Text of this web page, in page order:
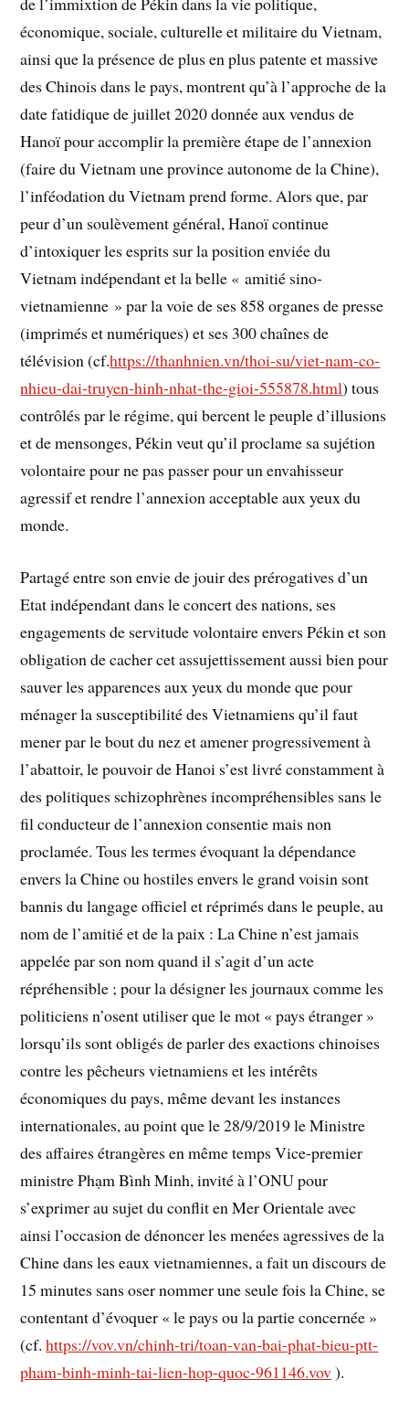
économique, sociale, culturelle et militaire du Vietnam,
ainsi que la présence de plus en plus patente et massive
des Chinois dans le pays, montrent qu’à l’approche de la
date fatidique de juillet 2020 donnée aux vendus de
Hanoï pour accomplir la première étape de l’annexion
(faire du Vietnam une province autonome de la Chine),
l’inféodation du Vietnam prend forme. Alors que, par
peur d’un soulèvement général, Hanoï continue
d’intoxiquer les esprits sur la position enviée du
Vietnam indépendant et la belle « amitié sino-
vietnamienne » par la voie de ses 858 organes de presse
(imprimés et numériques) et ses 300 chaînes de
télévision (cf.https://thanhnien.vn/thoi-su/viet-nam-co-
nhieu-dai-truyen-hinh-nhat-the-gioi-555878.html) tous
contrôlés par le régime, qui bercent le peuple d’illusions
et de mensonges, Pékin veut qu’il proclame sa sujétion
volontaire pour ne pas passer pour un envahisseur
agressif et rendre l’annexion acceptable aux yeux du
monde.
Partagé entre son envie de jouir des prérogatives d’un
Etat indépendant dans le concert des nations, ses
engagements de servitude volontaire envers Pékin et son
obligation de cacher cet assujettissement aussi bien pour
sauver les apparences aux yeux du monde que pour
ménager la susceptibilité des Vietnamiens qu’il faut
mener par le bout du nez et amener progressivement à
l’abattoir, le pouvoir de Hanoi s’est livré constamment à
des politiques schizophrènes incompréhensibles sans le
fil conducteur de l’annexion consentie mais non
proclamée. Tous les termes évoquant la dépendance
envers la Chine ou hostiles envers le grand voisin sont
bannis du langage officiel et réprimés dans le peuple, au
nom de l’amitié et de la paix : La Chine n’est jamais
appelée par son nom quand il s’agit d’un acte
répréhensible ; pour la désigner les journaux comme les
politiciens n’osent utiliser que le mot « pays étranger »
lorsqu’ils sont obligés de parler des exactions chinoises
contre les pêcheurs vietnamiens et les intérêts
économiques du pays, même devant les instances
internationales, au point que le 28/9/2019 le Ministre
des affaires étrangères en même temps Vice-premier
ministre Phạm Bình Minh, invité à l’ONU pour
s’exprimer au sujet du conflit en Mer Orientale avec
ainsi l’occasion de dénoncer les menées agressives de la
Chine dans les eaux vietnamiennes, a fait un discours de
15 minutes sans oser nommer une seule fois la Chine, se
contentant d’évoquer « le pays ou la partie concernée »
(cf.https://vov.vn/chinh-tri/toan-van-bai-phat-bieu-ptt-
pham-binh-minh-tai-lien-hop-quoc-961146.vov).